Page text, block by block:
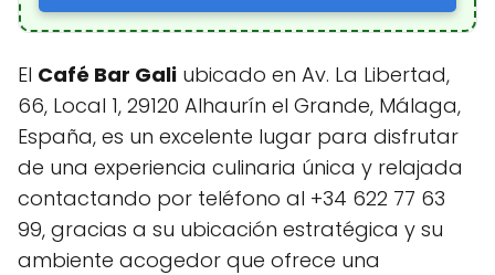
El Café Bar Gali ubicado en Av. La Libertad,
66, Local 1, 29120 Alhaurín el Grande, Málaga,
España, es un excelente lugar para disfrutar
de una experiencia culinaria única y relajada
contactando por teléfono al +34 622 77 63
99, gracias a su ubicación estratégica y su
ambiente acogedor que ofrece una